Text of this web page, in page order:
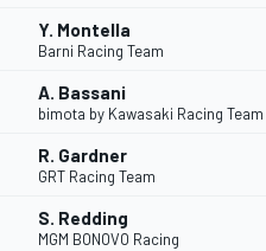
Y. Montella
Barni Racing Team
A. Bassani
bimota by Kawasaki Racing Team
R. Gardner
GRT Racing Team
S. Redding
MGM BONOVO Racing